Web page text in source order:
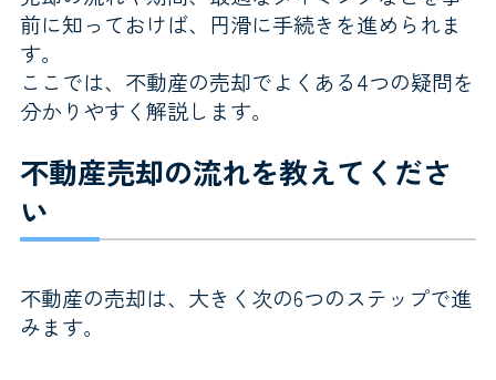
前に知っておけば、円滑に手続きを進められま
す。
ここでは、不動産の売却でよくある4つの疑問を
分かりやすく解説します。
不動産売却の流れを教えてくださ
い
不動産の売却は、大きく次の6つのステップで進
みます。